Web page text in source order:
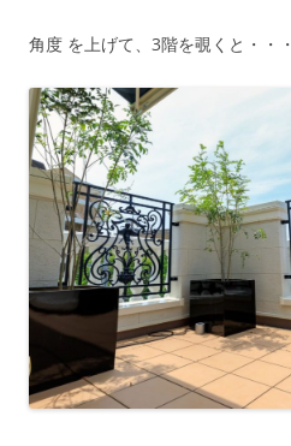
角度 を上げて、3階を覗くと・・・